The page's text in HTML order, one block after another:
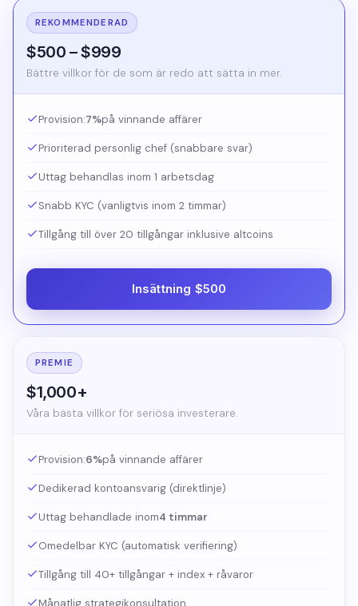
REKOMMENDERAD
$500 – $999
Bättre villkor för de som är redo att sätta in mer.
Provision:7%på vinnande affärer
Prioriterad personlig chef (snabbare svar)
Uttag behandlas inom 1 arbetsdag
Snabb KYC (vanligtvis inom 2 timmar)
Tillgång till över 20 tillgångar inklusive altcoins
Insättning $500
PREMIE
$1,000+
Våra bästa villkor för seriösa investerare.
Provision:6%på vinnande affärer
Dedikerad kontoansvarig (direktlinje)
Uttag behandlade inom4 timmar
Omedelbar KYC (automatisk verifiering)
Tillgång till 40+ tillgångar + index + råvaror